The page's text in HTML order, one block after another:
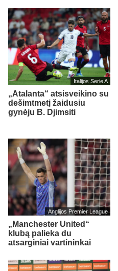
Italijos Serie A
„Atalanta“ atsisveikino su
dešimtmetį žaidusiu
gynėju B. Djimsiti
Anglijos Premier League
„Manchester United“
klubą palieka du
atsarginiai vartininkai